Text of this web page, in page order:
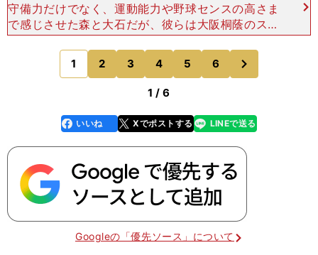
守備力だけでなく、運動能力や野球センスの高さま
で感じさせた森と大石だが、彼らは大阪桐蔭のスタ
ーティングメンバーではなかった。大阪桐蔭以外の
チームならレギュラーを張れるであろう実力を持ち
ながら、控え選手
1 2 3 4 5 6
のページへ
1 / 6
faceboo
k
いいね Xでポストする
line LINEで送る
Googleの「優先ソース」について